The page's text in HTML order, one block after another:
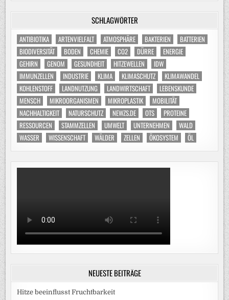
SCHLAGWÖRTER
ANTIBIOTIKA ARTENVIELFALT ATMOSPHÄRE BAKTERIEN
BATTERIEN
BIODIVERSITÄT
BODEN CHEMIE CO2 DÜRRE
ENERGIE
GEHIRN
GENOM GESUNDHEIT HITZEWELLEN
IDW
IMMUNZELLEN
INDUSTRIE KLIMA KLIMASCHUTZ
KLIMAWANDEL
KOHLENSTOFF
LANDNUTZUNG LANDWIRTSCHAFT
LEBENSKUNDE
MENSCH
MIKROORGANISMEN MIKROPLASTIK
MOBILITÄT
NACHHALTIGKEIT
NATURSCHUTZ NEWZS.DE OTS
PROTEINE
RESSOURCEN
STAMMZELLEN UMWELT UNTERNEHMEN
WALD
WASSER
WISSENSCHAFT WÄLDER ZELLEN ÖKOSYSTEM ÖL
NEUESTE BEITRÄGE
Hitze beeinflusst Fruchtbarkeit